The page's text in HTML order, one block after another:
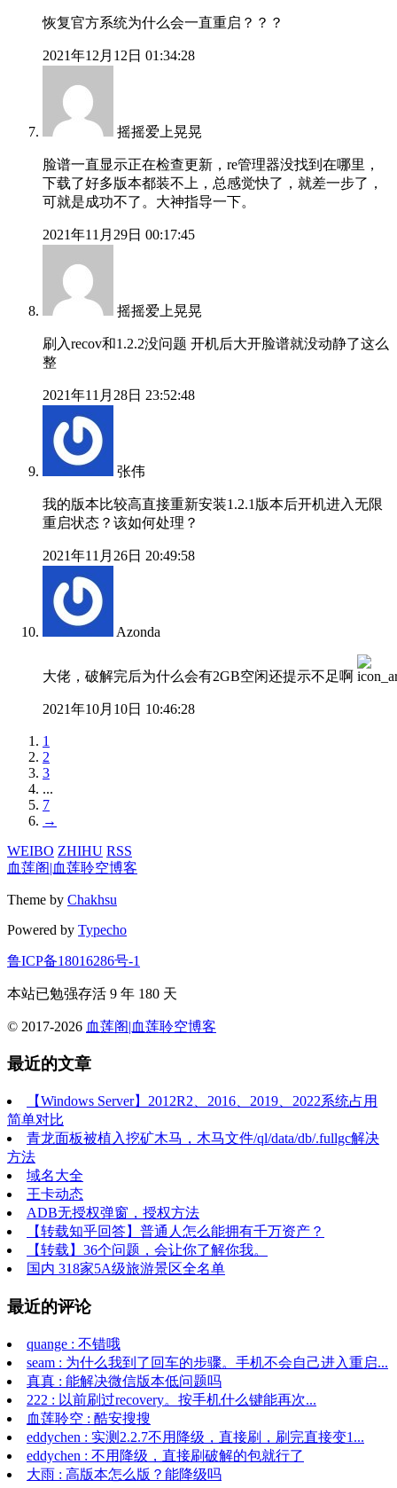
恢复官方系统为什么会一直重启？？？
2021年12月12日 01:34:28
摇摇爱上晃晃
脸谱一直显示正在检查更新，re管理器没找到在哪里，
下载了好多版本都装不上，总感觉快了，就差一步了，
可就是成功不了。大神指导一下。
2021年11月29日 00:17:45
摇摇爱上晃晃
刷入recov和1.2.2没问题 开机后大开脸谱就没动静了这么
整
2021年11月28日 23:52:48
张伟
我的版本比较高直接重新安装1.2.1版本后开机进入无限
重启状态？该如何处理？
2021年11月26日 20:49:58
Azonda
大佬，破解完后为什么会有2GB空闲还提示不足啊
2021年10月10日 10:46:28
1
2
3
...
7
→
WEIBO ZHIHU RSS
血莲阁|血莲聆空博客
Theme by Chakhsu
Powered by Typecho
鲁ICP备18016286号-1
本站已勉强存活 9 年 180 天
© 2017-2026 血莲阁|血莲聆空博客
最近的文章
【Windows Server】2012R2、2016、2019、2022系统占用
简单对比
青龙面板被植入挖矿木马，木马文件/ql/data/db/.fullgc解决
方法
域名大全
王卡动态
ADB无授权弹窗，授权方法
【转载知乎回答】普通人怎么能拥有千万资产？
【转载】36个问题，会让你了解你我。
国内 318家5A级旅游景区全名单
最近的评论
quange : 不错哦
seam : 为什么我到了回车的步骤。手机不会自己进入重启...
真真 : 能解决微信版本低问题吗
222 : 以前刷过recovery。按手机什么键能再次...
血莲聆空 : 酷安搜搜
eddychen : 实测2.2.7不用降级，直接刷，刷完直接变1...
eddychen : 不用降级，直接刷破解的包就行了
大雨 : 高版本怎么版？能降级吗